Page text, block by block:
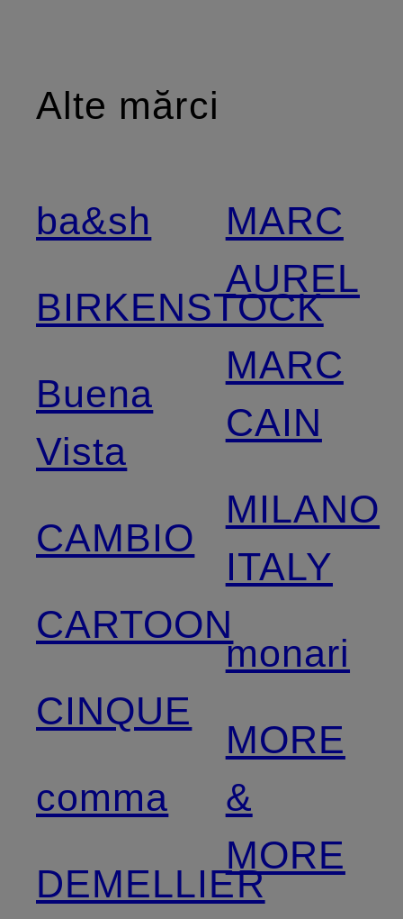
Alte mărci
ba&sh
BIRKENSTOCK
Buena
Vista
CAMBIO
CARTOON
CINQUE
comma
DEMELLIER
MARC
AUREL
MARC
CAIN
MILANO
ITALY
monari
MORE
&
MORE